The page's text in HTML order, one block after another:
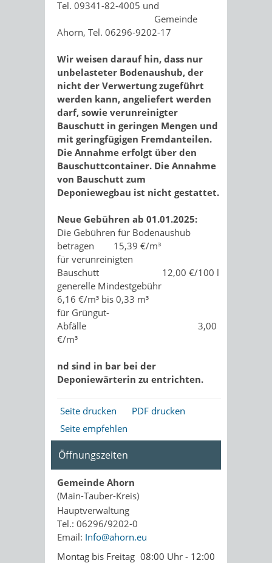
Tel. 09341-82-4005 und
Gemeinde
Ahorn, Tel. 06296-9202-17
Wir weisen darauf hin, dass nur
unbelasteter Bodenaushub, der
nicht der Verwertung zugeführt
werden kann, angeliefert werden
darf, sowie verunreinigter
Bauschutt in geringen Mengen und
mit geringfügigen Fremdanteilen.
Die Annahme erfolgt über den
Bauschuttcontainer. Die Annahme
von Bauschutt zum
Deponiewegbau ist nicht gestattet.
Neue Gebühren ab 01.01.2025:
Die Gebühren für Bodenaushub
betragen 15,39 €/m³
für verunreinigten
Bauschutt 12,00 €/100 l
generelle Mindestgebühr
6,16 €/m³ bis 0,33 m³
für Grüngut-
Abfälle 3,00
€/m³
nd sind in bar bei der
Deponiewärterin zu entrichten.
Seite drucken
PDF drucken
Seite empfehlen
Öffnungszeiten
Gemeinde Ahorn
(Main-Tauber-Kreis)
Hauptverwaltung
Tel.: 06296/9202-0
Email: Info@ahorn.eu
Montag bis Freitag 08:00 Uhr - 12:00